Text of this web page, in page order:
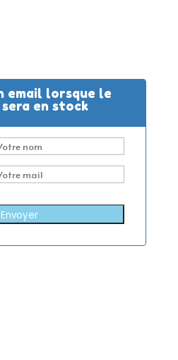
email lorsque le
en stock
Envoyer